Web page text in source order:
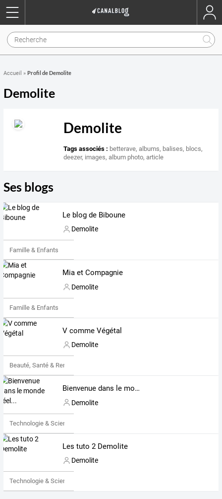
Accueil » Profil de Demolite
Demolite
Demolite
Tags associés : betterave,albums, balises, blocs,
deezer, images,album photo,article
Ses blogs
Le blog de Biboune
Demolite
Famille & Enfants
Mia et Compagnie
Demolite
Famille & Enfants
V comme Végétal
Demolite
Beauté, Santé & Remise en forme
Bienvenue dans le monde réel...
Demolite
Technologie & Science
Les tuto 2 Demolite
Demolite
Technologie & Science